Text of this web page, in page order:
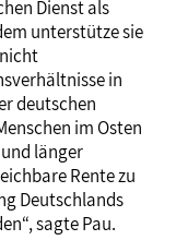
Dienst als
unterstütze sie
in
deutschen
im Osten
länger
Rente zu
Deutschlands
sagte Pau.